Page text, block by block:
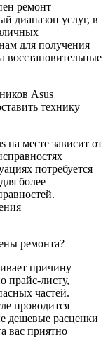
ремонт
диапазон услуг, в
для получения
восстановительные
Asus
технику
на месте зависит от
потребуется
более
ремонта?
причину
прайс-листу,
частей.
проводится
дешевые расценки
вас приятно